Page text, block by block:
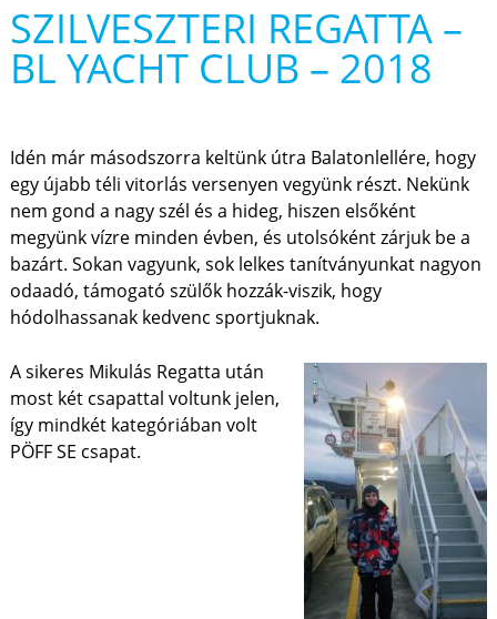
SZILVESZTERI REGATTA –
BL YACHT CLUB – 2018
Idén már másodszorra keltünk útra Balatonlellére, hogy
egy újabb téli vitorlás versenyen vegyünk részt. Nekünk
nem gond a nagy szél és a hideg, hiszen elsőként
megyünk vízre minden évben, és utolsóként zárjuk be a
bazárt. Sokan vagyunk, sok lelkes tanítványunkat nagyon
odaadó, támogató szülők hozzák-viszik, hogy
hódolhassanak kedvenc sportjuknak.
A sikeres Mikulás Regatta után
most két csapattal voltunk jelen,
így mindkét kategóriában volt
PÖFF SE csapat.